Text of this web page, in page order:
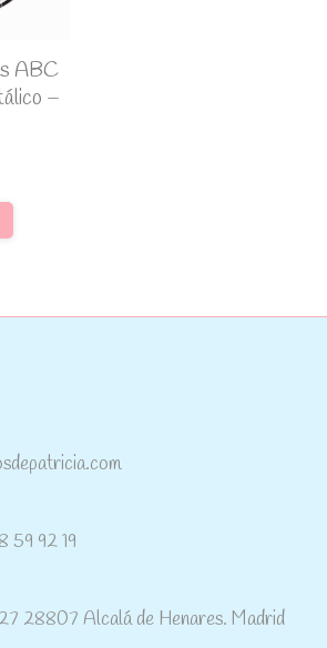
ABC
–
59 92 19
28807 Alcalá de Henares. Madrid